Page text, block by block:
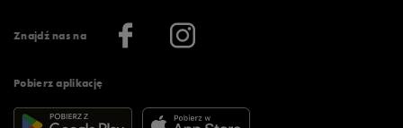
Znajdź nas na
Pobierz aplikację
Więcej regulaminów >
Informacje o firmie